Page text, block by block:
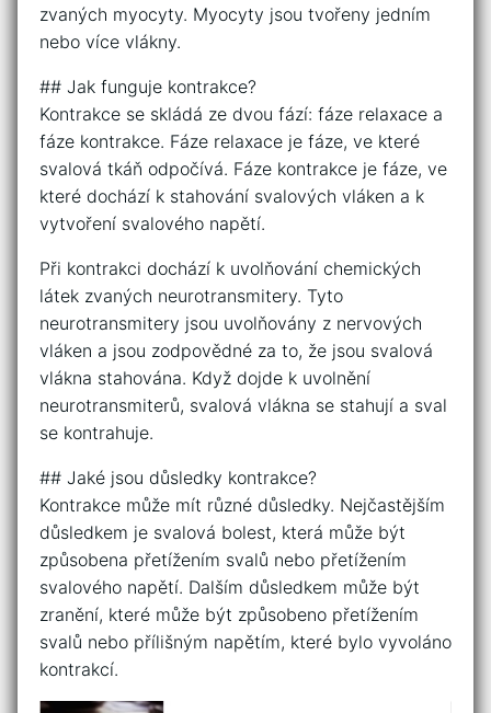
zvaných myocyty. Myocyty jsou tvořeny jedním
nebo více vlákny.
## Jak funguje kontrakce?
Kontrakce se skládá ze dvou fází: fáze relaxace a
fáze kontrakce. Fáze relaxace je fáze, ve které
svalová tkáň odpočívá. Fáze kontrakce je fáze, ve
které dochází k stahování svalových vláken a k
vytvoření svalového napětí.
Při kontrakci dochází k uvolňování chemických
látek zvaných neurotransmitery. Tyto
neurotransmitery jsou uvolňovány z nervových
vláken a jsou zodpovědné za to, že jsou svalová
vlákna stahována. Když dojde k uvolnění
neurotransmiterů, svalová vlákna se stahují a sval
se kontrahuje.
## Jaké jsou důsledky kontrakce?
Kontrakce může mít různé důsledky. Nejčastějším
důsledkem je svalová bolest, která může být
způsobena přetížením svalů nebo přetížením
svalového napětí. Dalším důsledkem může být
zranění, které může být způsobeno přetížením
svalů nebo přílišným napětím, které bylo vyvoláno
kontrakcí.